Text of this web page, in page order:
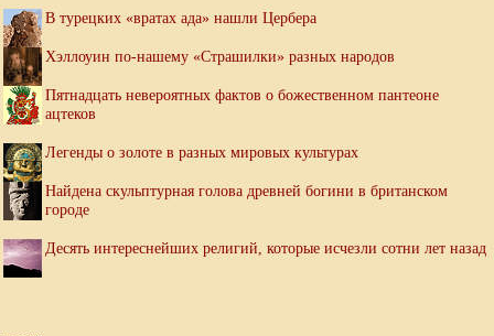
В турецких «вратах ада» нашли Цербера
Хэллоуин по-нашему «Страшилки» разных народов
Пятнадцать невероятных фактов о божественном пантеоне
ацтеков
Легенды о золоте в разных мировых культурах
Найдена скульптурная голова древней богини в британском
городе
Десять интереснейших религий, которые исчезли сотни лет назад